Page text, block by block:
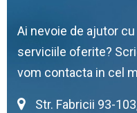
Ai nevoie de ajutor
serviciile oferite?
vom contacta in cel
Str. Fabricii 93-